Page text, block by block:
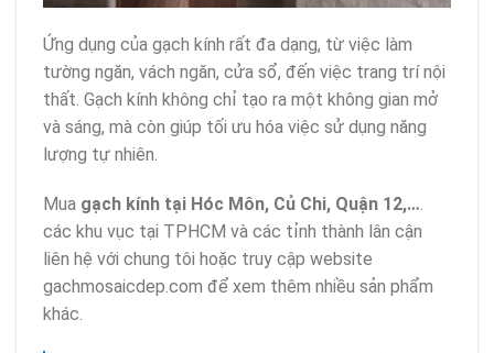
Ứng dụng của gạch kính rất đa dạng, từ việc làm
tường ngăn, vách ngăn, cửa sổ, đến việc trang trí nội
thất. Gạch kính không chỉ tạo ra một không gian mở
và sáng, mà còn giúp tối ưu hóa việc sử dụng năng
lượng tự nhiên.
Mua gạch kính tại Hóc Môn, Củ Chi, Quận 12,….
các khu vục tại TPHCM và các tỉnh thành lân cận
liên hệ với chung tôi hoặc truy cập website
gachmosaicdep.com để xem thêm nhiều sản phẩm
khác.